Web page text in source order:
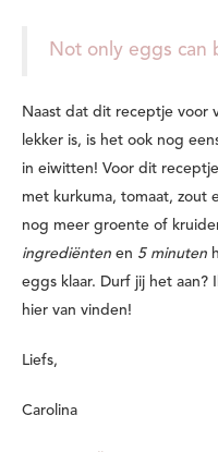
Not only eggs can
Naast dat dit receptje voor
lekker is, is het ook nog
in eiwitten! Voor dit
met kurkuma, tomaat, zout
nog meer groente of
ingrediënten en 5 minuten
eggs klaar. Durf jij het aan?
hier van vinden!
Liefs,
Carolina